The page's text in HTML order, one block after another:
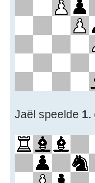
Jaël speelde 1.